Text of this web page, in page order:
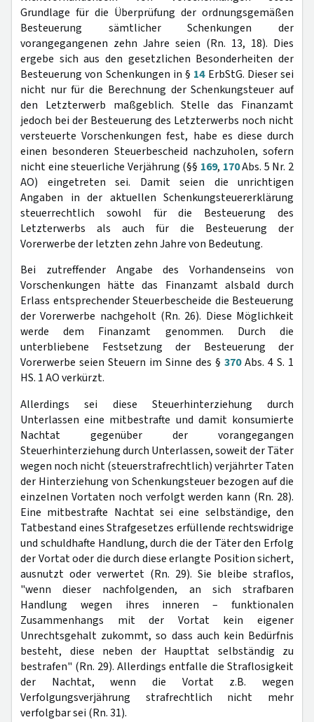
Grundlage für die Überprüfung der ordnungsgemäßen
Besteuerung sämtlicher Schenkungen der
vorangegangenen zehn Jahre seien (Rn. 13, 18). Dies
ergebe sich aus den gesetzlichen Besonderheiten der
Besteuerung von Schenkungen in § 14ErbStG. Dieser sei
nicht nur für die Berechnung der Schenkungsteuer auf
den Letzterwerb maßgeblich. Stelle das Finanzamt
jedoch bei der Besteuerung des Letzterwerbs noch nicht
versteuerte Vorschenkungen fest, habe es diese durch
einen besonderen Steuerbescheid nachzuholen, sofern
nicht eine steuerliche Verjährung (§§ 169, 170Abs. 5 Nr. 2
AO) eingetreten sei. Damit seien die unrichtigen
Angaben in der aktuellen Schenkungsteuererklärung
steuerrechtlich sowohl für die Besteuerung des
Letzterwerbs als auch für die Besteuerung der
Vorerwerbe der letzten zehn Jahre von Bedeutung.
Bei zutreffender Angabe des Vorhandenseins von
Vorschenkungen hätte das Finanzamt alsbald durch
Erlass entsprechender Steuerbescheide die Besteuerung
der Vorerwerbe nachgeholt (Rn. 26). Diese Möglichkeit
werde dem Finanzamt genommen. Durch die
unterbliebene Festsetzung der Besteuerung der
Vorerwerbe seien Steuern im Sinne des § 370Abs. 4 S. 1
HS. 1 AO verkürzt.
Allerdings sei diese Steuerhinterziehung durch
Unterlassen eine mitbestrafte und damit konsumierte
Nachtat gegenüber der vorangegangen
Steuerhinterziehung durch Unterlassen, soweit der Täter
wegen noch nicht (steuerstrafrechtlich) verjährter Taten
der Hinterziehung von Schenkungsteuer bezogen auf die
einzelnen Vortaten noch verfolgt werden kann (Rn. 28).
Eine mitbestrafte Nachtat sei eine selbständige, den
Tatbestand eines Strafgesetzes erfüllende rechtswidrige
und schuldhafte Handlung, durch die der Täter den Erfolg
der Vortat oder die durch diese erlangte Position sichert,
ausnutzt oder verwertet (Rn. 29). Sie bleibe straflos,
"wenn dieser nachfolgenden, an sich strafbaren
Handlung wegen ihres inneren – funktionalen
Zusammenhangs mit der Vortat kein eigener
Unrechtsgehalt zukommt, so dass auch kein Bedürfnis
besteht, diese neben der Haupttat selbständig zu
bestrafen" (Rn. 29). Allerdings entfalle die Straflosigkeit
der Nachtat, wenn die Vortat z.B. wegen
Verfolgungsverjährung strafrechtlich nicht mehr
verfolgbar sei (Rn. 31).